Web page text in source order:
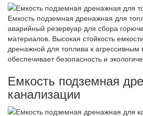
Емкость подземная дренажная для
аварийный резервуар для сбора
материалов. Высокая стойкость
дренажной для топлива к агрессивным
обеспечивает безопасность и
Емкость подземная
канализации